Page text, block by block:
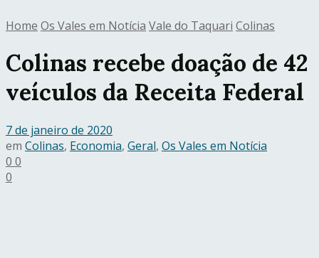
Home Os Vales em Notícia Vale do Taquari Colinas
Colinas recebe doação de 42
veículos da Receita Federal
7 de janeiro de 2020
em Colinas, Economia, Geral, Os Vales em Notícia
0 0
0